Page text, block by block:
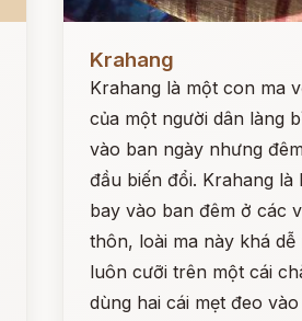
Krahang
Krahang là một con ma
của một người dân làng
vào ban ngày nhưng
đầu biến đổi. Krahang là
bay vào ban đêm ở các
thôn, loài ma này khá
luôn cưỡi trên một cái
dùng hai cái mẹt đeo